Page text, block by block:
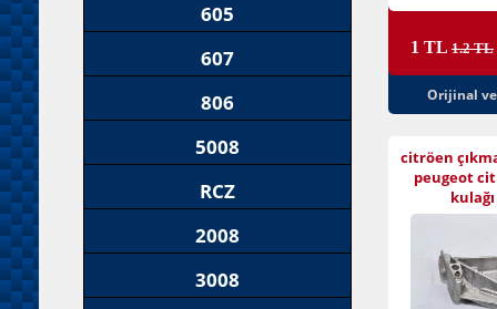
605
607
806
5008
RCZ
2008
3008
1 TL 1.2 TL
Orijinal ve
citröen
peugeot
kulağı